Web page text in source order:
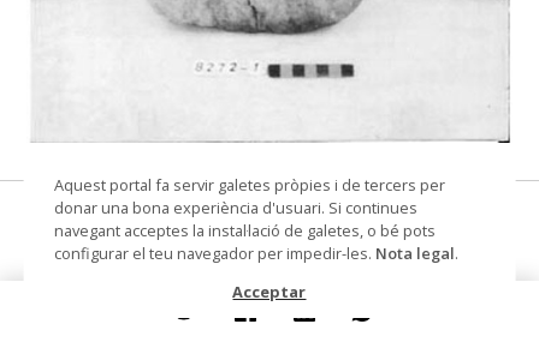
© Museu de les Terres de l'Ebre
corriola
Materials i tècniques fusta
Aquest portal fa servir galetes pròpies i de tercers per
donar una bona experiència d'usuari. Si continues
navegant acceptes la instal·lació de galetes, o bé pots
configurar el teu navegador per impedir-les. Nota legal.
Acceptar